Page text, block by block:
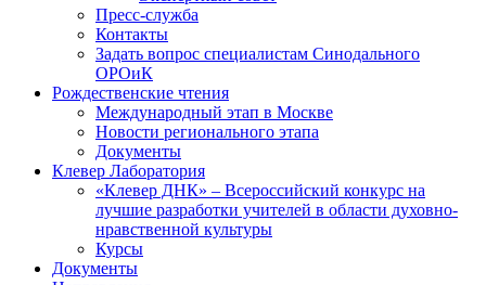
Пресс-служба
Контакты
Задать вопрос специалистам Синодального
ОРОиК
Рождественские чтения
Международный этап в Москве
Новости регионального этапа
Документы
Клевер Лаборатория
«Клевер ДНК» – Всероссийский конкурс на
лучшие разработки учителей в области духовно-
нравственной культуры
Курсы
Документы